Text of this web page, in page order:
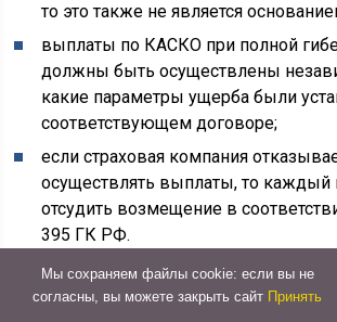
то это также не является
выплаты по КАСКО при полной
должны быть осуществлены
какие параметры ущерба были
соответствующем договоре;
если страховая компания
осуществлять выплаты, то каждый
отсудить возмещение в
395 ГК РФ.
Стоит отметить, что страховые
отказать в выплатах на законных
Мы сохраняем файлы cookie: если вы не
согласны, вы можете закрыть сайт Принять